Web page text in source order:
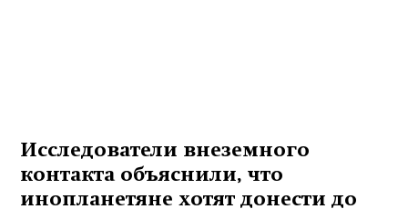
Исследователи внеземного
контакта объяснили, что
инопланетяне хотят донести до